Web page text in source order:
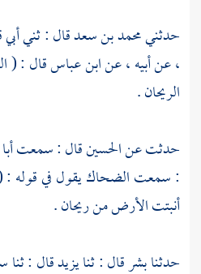
حدثنيمحمد بن سعدقال : ثني
، عن أبيه ، عنابن عباسقال : (
الريحان .
حدثت عنالحسينقال : سمعت
: سمعتالضحاكيقول في قوله :
أنبتت الأرض من ريحان .
حدثنابشرقال : ثنايزيدقال : ثنا